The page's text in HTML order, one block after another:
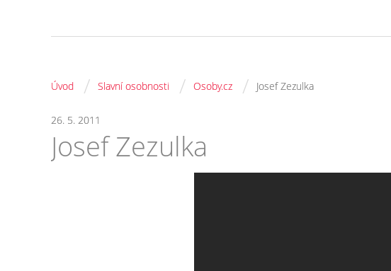
Úvod / Slavní osobnosti / Osoby.cz / Josef Zezulka
26. 5. 2011
Josef Zezulka